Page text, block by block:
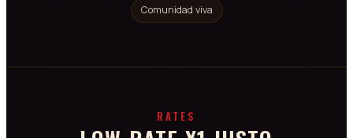
Comunidad viva
RATES